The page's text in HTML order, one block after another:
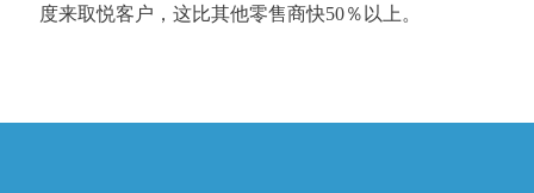
度来取悦客户，这比其他零售商快50％以上。